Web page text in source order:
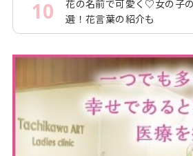
10
花の名前で可愛く♡女の子
選！花言葉の紹介も